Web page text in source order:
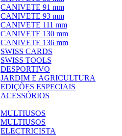
CANIVETE 91 mm
CANIVETE 93 mm
CANIVETE 111 mm
CANIVETE 130 mm
CANIVETE 136 mm
SWISS CARDS
SWISS TOOLS
DESPORTIVO
JARDIM E AGRICULTURA
EDIÇÕES ESPECIAIS
ACESSÓRIOS
MULTIUSOS
MULTIUSOS
ELECTRICISTA